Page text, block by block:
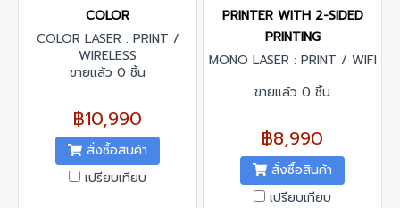
COLOR
COLOR LASER : PRINT /
WIRELESS
ขายแล้ว 0 ชิ้น
฿10,990
สั่งซื้อสินค้า
เปรียบเทียบ
PRINTER WITH 2-SIDED
PRINTING
MONO LASER : PRINT / WIFI
ขายแล้ว 0 ชิ้น
฿8,990
สั่งซื้อสินค้า
เปรียบเทียบ